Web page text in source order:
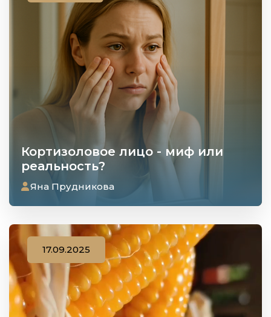
Кортизоловое лицо - миф или
реальность?
Яна Прудникова
17.09.2025